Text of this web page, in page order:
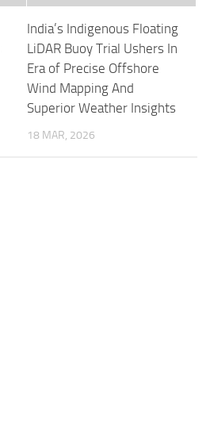
India’s Indigenous Floating
LiDAR Buoy Trial Ushers In
Era of Precise Offshore
Wind Mapping And
Superior Weather Insights
18 MAR, 2026